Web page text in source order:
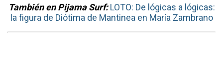
También en Pijama Surf: LOTO: De lógicas a lógicas:
la figura de Diótima de Mantinea en María Zambrano